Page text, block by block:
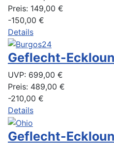
Preis: 149,00 €
-150,00 €
Details
Geflecht-
UVP: 699,00 €
Preis: 489,00 €
-210,00 €
Details
Geflecht-